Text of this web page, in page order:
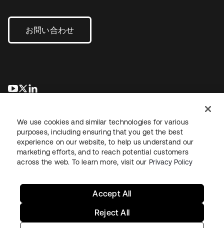
お問い合わせ
新しいタブで開く
新しいタブで開く
法務プライバシーポリシーサイト利用規約セキュリティ
We use cookies and similar technologies for various
purposes, including ensuring that you get the best
experience on our website, to help us understand our
marketing efforts, and to reach potential customers
across the web. To learn more, visit our Privacy Policy
Reject All
Accept All